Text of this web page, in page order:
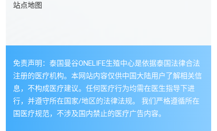
站点地图
免责声明：泰国曼谷ONELIFE生殖中心是依据泰国法律合法
注册的医疗机构。本网站内容仅供中国大陆用户了解相关信
息，不构成医疗建议。任何医疗行为均需在医生指导下进
行，并遵守所在国家/地区的法律法规。 我们严格遵循所在
国医疗规范，不涉及国内禁止的医疗广告内容。